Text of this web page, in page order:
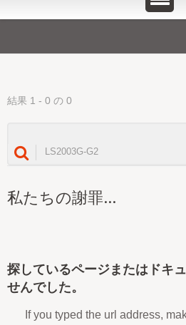
結果 1 - 0 の 0
私たちの謝罪...
探しているページまたはドキ
せんでした。
If you typed the url address,